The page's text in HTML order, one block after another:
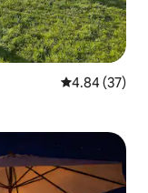
平均评分
4.84 (37)